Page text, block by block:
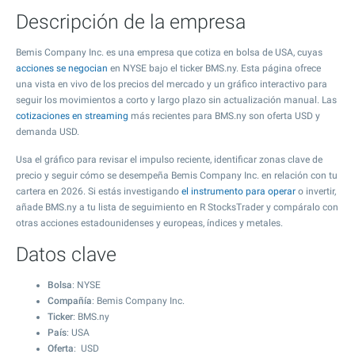
Descripción de la empresa
Bemis Company Inc. es una empresa que cotiza en bolsa de USA, cuyas
acciones se negocian en NYSE bajo el ticker BMS.ny. Esta página ofrece
una vista en vivo de los precios del mercado y un gráfico interactivo para
seguir los movimientos a corto y largo plazo sin actualización manual. Las
cotizaciones en streaming más recientes para BMS.ny son oferta USD y
demanda USD.
Usa el gráfico para revisar el impulso reciente, identificar zonas clave de
precio y seguir cómo se desempeña Bemis Company Inc. en relación con tu
cartera en 2026. Si estás investigando el instrumento para operar o invertir,
añade BMS.ny a tu lista de seguimiento en R StocksTrader y compáralo con
otras acciones estadounidenses y europeas, índices y metales.
Datos clave
Bolsa: NYSE
Compañía: Bemis Company Inc.
Ticker: BMS.ny
País: USA
Oferta: USD